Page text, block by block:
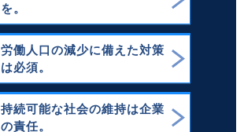
を。
労働人口の減少に備えた対策
は必須。
持続可能な社会の維持は企業
の責任。